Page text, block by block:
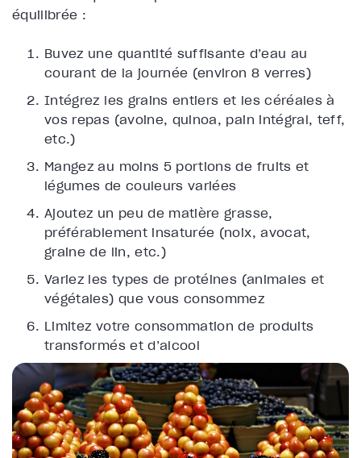
équilibrée :
Buvez une quantité suffisante d’eau au
courant de la journée (environ 8 verres)
Intégrez les grains entiers et les céréales à
vos repas (avoine, quinoa, pain intégral, teff,
etc.)
Mangez au moins 5 portions de fruits et
légumes de couleurs variées
Ajoutez un peu de matière grasse,
préférablement insaturée (noix, avocat,
graine de lin, etc.)
Variez les types de protéines (animales et
végétales) que vous consommez
Limitez votre consommation de produits
transformés et d’alcool